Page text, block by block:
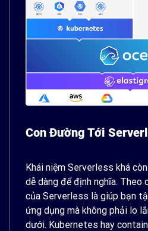
Con Đường Tới
Khái niệm Serverless khá
dễ dàng để định nghĩa. Theo
của Serverless là giúp bạn
ứng dụng mà không phải lo
dưới. Kubernetes hay